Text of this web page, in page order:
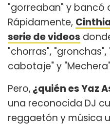
"gorreaban" y bancó
Rápidamente,
serie de videos
"chorras",
cabotaje" y
Pero, ¿quién es Yaz
una reconocida DJ
reggaetón y música